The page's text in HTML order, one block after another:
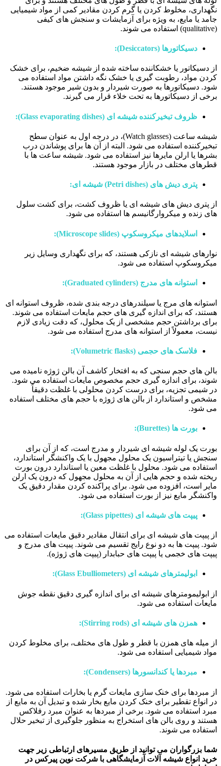
نگهداری، مخلوط کردن یا گرم کردن مقادیر کمی از مواد شیمیایی
جامد یا مایع، به ویژه برای آزمایشات و سنجش های کیفی
(qualitative) استفاده می شوند.
دسیکاتورها (Desiccators):
از دسیکاتور یا خشکاننده ساخته شده از شیشه ضخیم، برای خشک
کردن مواد، رطوبت گیری یا خشک نگه داشتن مواد استفاده می
شود. دسیکاتورها به صورت شیردار و بدون شیر موجود هستند.
برخی از دسیکاتورها به تحت خلاء قرار می گیرند.
ظروف تبخیرکننده شیشه ای (Glass evaporating dishes):
شیشه ساعت (Watch glasses)، در درجه اول به عنوان سطح
تبخیرکننده استفاده می شود. البته از آن ها برای پوشاندن درب
بشرها یا ارلن مایرها نیز استفاده می شود. شیشه ساعت ها با
قطرهای مختلف در بازار موجود هستند.
پتری دیش های (Petri dishes) شیشه ای:
از پتری دیش های شیشه ای یا ظروف کشت، برای کشت سلول
های زنده و میکروارگانیسم ها استفاده می شود.
اسلایدهای میکروسکوپ (Microscope slides):
نوارهای شیشه ای نازکی هستند، که برای نگهداری وسایل زیر
میکروسکوپ استفاده می شود.
استوانه های مدرج (Graduated cylinders):
استوانه های مرج یا سیلندرهای درجه بندی شده، ظروف استوانه ای
هستند، که برای اندازه گیری های حجم مایعات استفاده می شوند.
برای برداشتن حجم مشخصی از یک محلول، که دقت زیادی لازم
نیست، معمولاً از استوانه های مدرج استفاده می شود.
فلاسک های حجمی (Volumetric flasks):
بالن های حجم سنجی که به افتخار کاشف آن بالن ژوژه نامیده می
شوند، برای اندازه گیری حجم مخصوص مایعات استفاده می شود.
در شیمی تجزیه، برای درست کردن محلولی با غلظت دقیقاً
مشخص و استاندارد از بالن های ژوژه با حجم های مختلف استفاده
می شود.
بورت ها (Burettes):
بورت یک لوله شیشه ای شیردار و مدرج است، که از آن برای
سنجش یا تیتراسیون یک محلول مجهول با یک واکنشگر استاندارد،
استفاده می شود. محلول با غلظت معین یا استاندارد درون بورت
ریخته شده و حجم هایی از آن به محلول مجهول که درون یک ارلن
مایر است، افزوده می شود. برای پراکنده کردن مقدار دقیق یک
واکنشگر مایع نیز از بورت استفاده می شود.
پیپت های شیشه ای (Glass pipettes):
از پیپت های شیشه ای برای انتقال مقادیر دقیق مایعات استفاده می
شود. پیپت ها به دو نوع رایج تقسیم می شوند. پیپت های مدرج و
پیپت های خجمی یا پیپت های حبابدار (پیپت های ژوژه).
ابولیمترهای شیشه ای (Glass Ebulliometers):
از ابولیمومترهای شیشه ای برای اندازه گیری دقیق نقطه جوش
مایعات استفاده می شود.
همزن های شیشه ای (Stirring rods):
از میله های همزن با قطر و طول های مختلف، برای مخلوط کردن
مواد شیمیایی استفاده می شود.
مبردها یا کندانسورها (Condensers):
از مبردها برای خنک سازی مایعات گرم یا بخارات استفاده می شود.
در انواع تقطیر برای خنک کردن مایع بخار شده و تبدیل آن به مایع از
مبرد استفاده می شود. برخی از مبردها به عنوان مبرد رفلاکس
هستند و روی بالن های استخراج به منظور جلوگیری از تبخیر حلال
استفاده می شوند.
شما بزرگواران می توانید از طریق مسیرهای ارتباطی زیر جهت
خرید انواع شیشه آلات آزمایشگاهی با شرکت نوین پیرکس در